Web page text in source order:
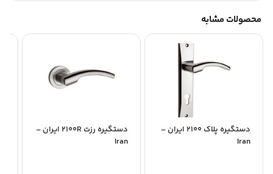
محصولات مشابه
دستگیره پلاک 2100 ایران –
Iran
دستگیره رزت 2100R ایران –
Iran